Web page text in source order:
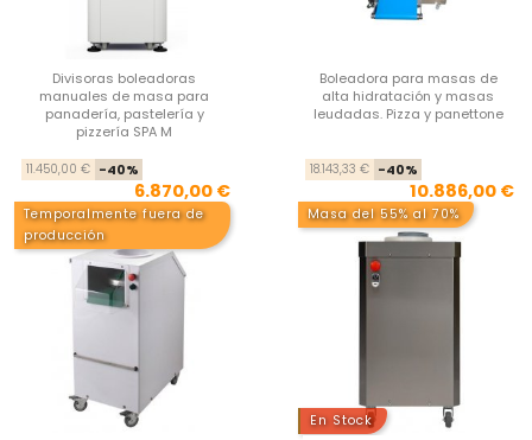
Divisoras boleadoras
manuales de masa para
panadería, pastelería y
pizzería SPA M
Precio base
11.450,00 € -40%
6.870,00 €
Boleadora para masas de
alta hidratación y masas
leudadas. Pizza y panettone
18.143,33 € -40%
10.886,00 €
Temporalmente fuera de
producción
Masa del 55% al 70%
En Stock